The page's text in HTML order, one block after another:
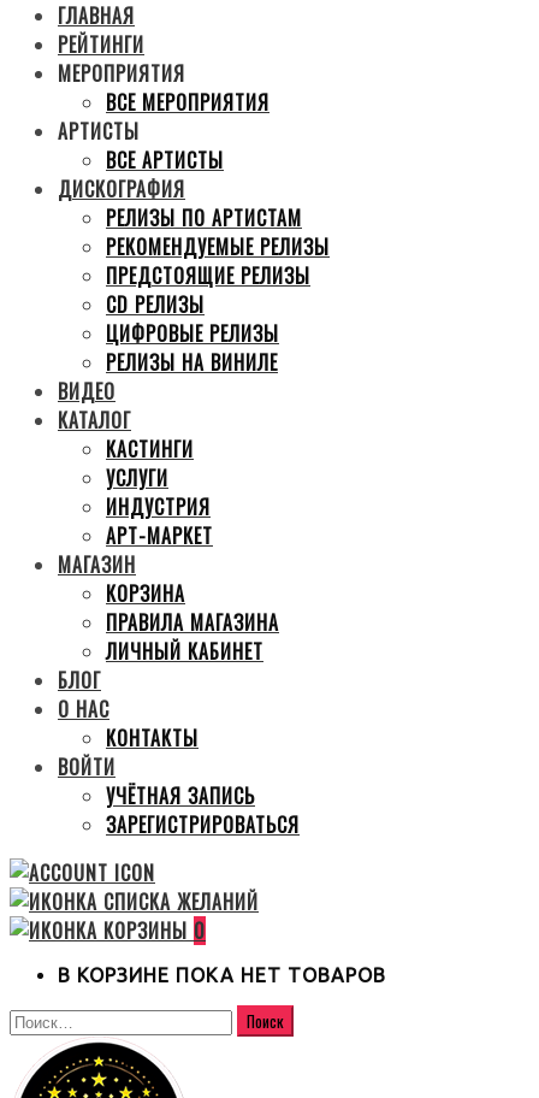
ГЛАВНАЯ
РЕЙТИНГИ
МЕРОПРИЯТИЯ
ВСЕ МЕРОПРИЯТИЯ
АРТИСТЫ
ВСЕ АРТИСТЫ
ДИСКОГРАФИЯ
РЕЛИЗЫ ПО АРТИСТАМ
РЕКОМЕНДУЕМЫЕ РЕЛИЗЫ
ПРЕДСТОЯЩИЕ РЕЛИЗЫ
CD РЕЛИЗЫ
ЦИФРОВЫЕ РЕЛИЗЫ
РЕЛИЗЫ НА ВИНИЛЕ
ВИДЕО
КАТАЛОГ
КАСТИНГИ
УСЛУГИ
ИНДУСТРИЯ
АРТ-МАРКЕТ
МАГАЗИН
КОРЗИНА
ПРАВИЛА МАГАЗИНА
ЛИЧНЫЙ КАБИНЕТ
БЛОГ
О НАС
КОНТАКТЫ
ВОЙТИ
УЧЁТНАЯ ЗАПИСЬ
ЗАРЕГИСТРИРОВАТЬСЯ
0
В КОРЗИНЕ ПОКА НЕТ ТОВАРОВ